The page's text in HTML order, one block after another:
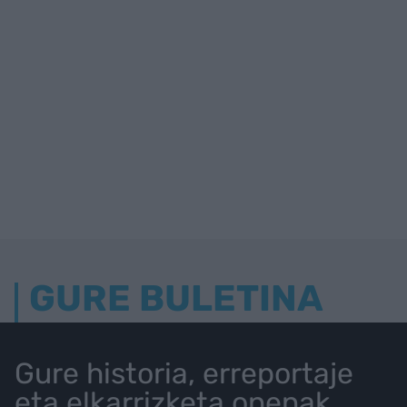
GURE BULETINA
Gure historia, erreportaje